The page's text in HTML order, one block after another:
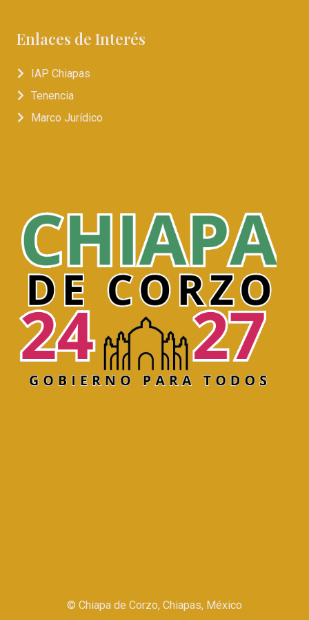
Enlaces de Interés
IAP Chiapas
Tenencia
Marco Jurídico
© Chiapa de Corzo, Chiapas, México